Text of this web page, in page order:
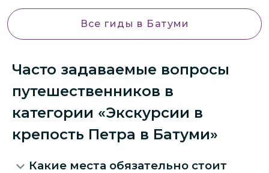
Все гиды в Батуми
Часто задаваемые вопросы
путешественников в
категории «Экскурсии в
крепость Петра в Батуми»
Какие места обязательно стоит